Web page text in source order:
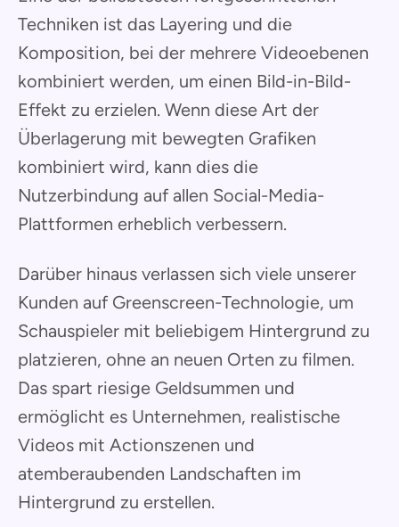
Techniken ist das Layering und die
Komposition, bei der mehrere Videoebenen
kombiniert werden, um einen Bild-in-Bild-
Effekt zu erzielen. Wenn diese Art der
Überlagerung mit bewegten Grafiken
kombiniert wird, kann dies die
Nutzerbindung auf allen Social-Media-
Plattformen erheblich verbessern.
Darüber hinaus verlassen sich viele unserer
Kunden auf Greenscreen-Technologie, um
Schauspieler mit beliebigem Hintergrund zu
platzieren, ohne an neuen Orten zu filmen.
Das spart riesige Geldsummen und
ermöglicht es Unternehmen, realistische
Videos mit Actionszenen und
atemberaubenden Landschaften im
Hintergrund zu erstellen.